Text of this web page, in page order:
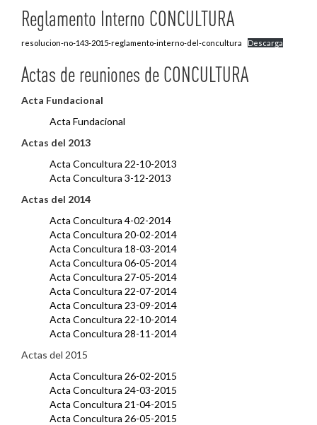
Reglamento Interno CONCULTURA
resolucion-no-143-2015-reglamento-interno-del-concultura Descarga
Actas de reuniones de CONCULTURA
Acta Fundacional
Acta Fundacional
Actas del 2013
Acta Concultura 22-10-2013
Acta Concultura 3-12-2013
Actas del 2014
Acta Concultura 4-02-2014
Acta Concultura 20-02-2014
Acta Concultura 18-03-2014
Acta Concultura 06-05-2014
Acta Concultura 27-05-2014
Acta Concultura 22-07-2014
Acta Concultura 23-09-2014
Acta Concultura 22-10-2014
Acta Concultura 28-11-2014
Actas del 2015
Acta Concultura 26-02-2015
Acta Concultura 24-03-2015
Acta Concultura 21-04-2015
Acta Concultura 26-05-2015